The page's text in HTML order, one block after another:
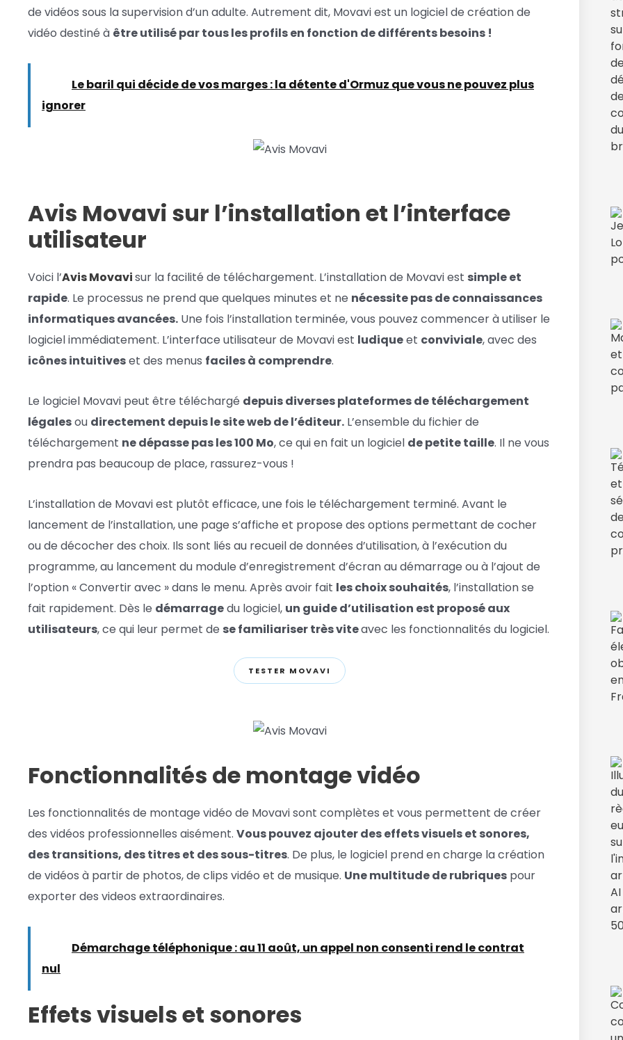
de vidéos sous la supervision d’un adulte. Autrement dit, Movavi est un logiciel de création de
vidéo destiné à être utilisé par tous les profils en fonction de différents besoins !
Le baril qui décide de vos marges : la détente d'Ormuz que vous ne pouvez plus
ignorer
Avis Movavi sur l’installation et l’interface
utilisateur
Voici l’Avis Movavisur la facilité de téléchargement. L’installation de Movavi est simple et
rapide. Le processus ne prend que quelques minutes et ne nécessite pas de connaissances
informatiques avancées. Une fois l’installation terminée, vous pouvez commencer à utiliser le
logiciel immédiatement. L’interface utilisateur de Movavi est ludiqueet conviviale, avec des
icônes intuitiveset des menus faciles à comprendre.
Le logiciel Movavi peut être téléchargé depuis diverses plateformes de téléchargement
légalesou directement depuis le site web de l’éditeur. L’ensemble du fichier de
téléchargement ne dépasse pas les 100 Mo, ce qui en fait un logiciel de petite taille. Il ne vous
prendra pas beaucoup de place, rassurez-vous !
L’installation de Movavi est plutôt efficace, une fois le téléchargement terminé. Avant le
lancement de l’installation, une page s’affiche et propose des options permettant de cocher
ou de décocher des choix. Ils sont liés au recueil de données d’utilisation, à l’exécution du
programme, au lancement du module d’enregistrement d’écran au démarrage ou à l’ajout de
l’option « Convertir avec » dans le menu. Après avoir fait les choix souhaités, l’installation se
fait rapidement. Dès le démarragedu logiciel, un guide d’utilisation est proposé aux
utilisateurs, ce qui leur permet de se familiariser très viteavec les fonctionnalités du logiciel.
TESTER MOVAVI
Fonctionnalités de montage vidéo
Les fonctionnalités de montage vidéo de Movavi sont complètes et vous permettent de créer
des vidéos professionnelles aisément. Vous pouvez ajouter des effets visuels et sonores,
des transitions, des titres et des sous-titres. De plus, le logiciel prend en charge la création
de vidéos à partir de photos, de clips vidéo et de musique. Une multitude de rubriques pour
exporter des videos extraordinaires.
Démarchage téléphonique : au 11 août, un appel non consenti rend le contrat
nul
Effets visuelset sonores